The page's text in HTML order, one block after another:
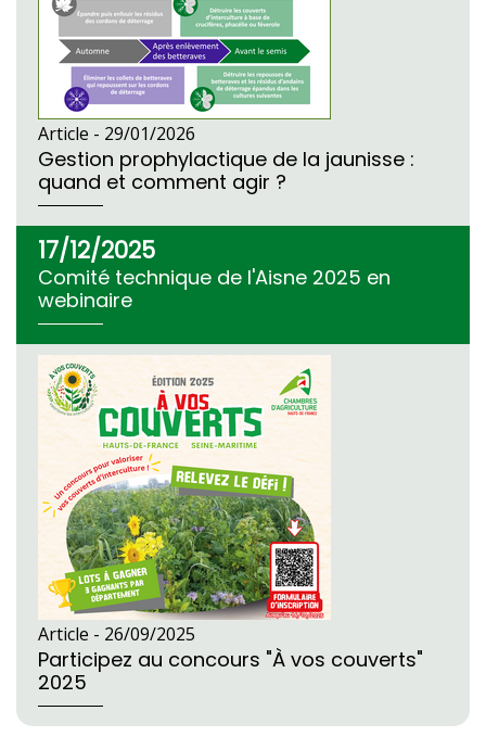
Article - 29/01/2026
Gestion prophylactique de la jaunisse :
quand et comment agir ?
17/12/2025
Comité technique de l'Aisne 2025 en
webinaire
Article - 26/09/2025
Participez au concours "À vos couverts"
2025